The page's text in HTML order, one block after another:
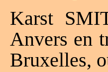
Karst
Anvers en
Bruxelles,